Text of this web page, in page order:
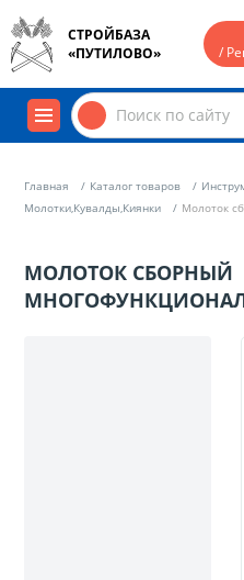
СТРОЙБАЗА
«ПУТИЛОВО»
/
Главная Каталог товаров
Молотки,Кувалды,Киянки
Молоток
МОЛОТОК СБОРНЫЙ